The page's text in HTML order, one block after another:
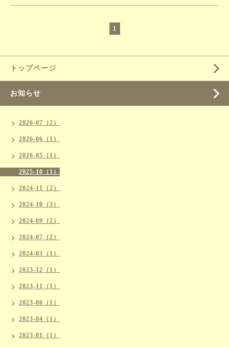
1
トップページ
お知らせ
2026-07（2）
2026-06（1）
2026-05（1）
2025-10（1）
2024-11（2）
2024-10（3）
2024-09（2）
2024-07（2）
2024-03（1）
2023-12（1）
2023-11（1）
2023-06（1）
2023-04（1）
2023-01（1）